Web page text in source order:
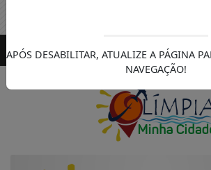
Entrar
APÓS DESABILITAR, ATUALIZE A PÁGINA
NAVEGAÇÃO!